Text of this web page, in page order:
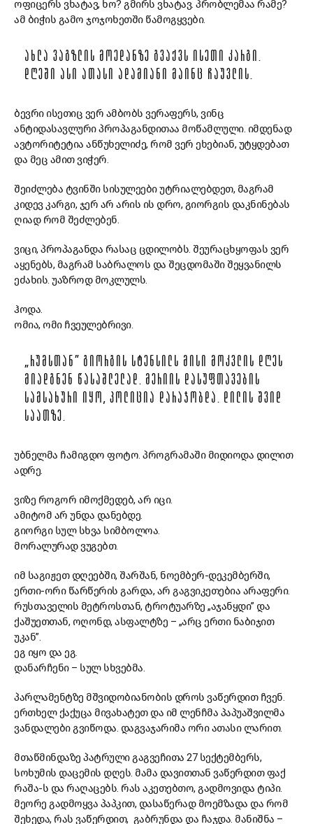
ოფიცერს ვხატავ, ხო? გმირს ვხატავ. პრობლემაა რამე?
ამ ბიჭის გამო ჯოჯოხეთში წამოგყვები.
ᲐᲮᲚᲐ ᲕᲐᲒᲖᲚᲘᲡ ᲛᲝᲔᲓᲐᲜᲖᲔ ᲒᲕᲐᲥᲕᲡ ᲘᲡᲔᲗᲘ ᲙᲐᲠᲒᲘ.
ᲓᲦᲔᲨᲘ ᲐᲡᲘ ᲐᲗᲐᲡᲘ ᲐᲓᲐᲛᲘᲐᲜᲘ ᲛᲐᲘᲜᲪ ᲩᲐᲣᲕᲚᲘᲡ.
ბევრი ისეთიც ვერ ამბობს ვერაფერს, ვინც
ანტიდასავლური პროპაგანდითაა მოწამლული. იმდენად
ავტორიტეტია ანწუხელიძე, რომ ვერ ეხებიან, უტყდებათ
და მეც ამით ვიჭერ.
შეიძლება ტვინში სისულეები უტრიალებდეთ, მაგრამ
კიდევ კარგი, ჯერ არ არის ის დრო, გიორგის დაკნინებას
ღიად რომ შეძლებენ.
ვიცი, პროპაგანდა რასაც ცდილობს. შეურაცხყოფას ვერ
აყენებს, მაგრამ საბრალოს და შეცდომაში შეყვანილს
ეძახის. უაზროდ მოკლულს.
ჰოდა.
ომია, ომი ჩვეულებრივი.
„ᲠᲣᲛᲡᲗᲐᲜ” ᲒᲘᲝᲠᲒᲘᲡ ᲡᲢᲔᲜᲡᲘᲚᲡ ᲛᲘᲡᲘ ᲛᲝᲙᲕᲚᲘᲡ ᲓᲦᲔᲡ
ᲛᲘᲐᲓᲒᲜᲔᲜ ᲬᲐᲡᲐᲨᲚᲔᲚᲐᲓ. ᲛᲔᲠᲘᲘᲡ ᲓᲐᲡᲣᲤᲗᲐᲕᲔᲑᲘᲡ
ᲡᲐᲛᲡᲐᲮᲣᲠᲘ ᲘᲧᲝ, ᲞᲝᲚᲘᲪᲘᲐ ᲓᲐᲠᲐᲯᲝᲑᲓᲐ. ᲓᲘᲚᲘᲡ ᲨᲕᲘᲓ
ᲡᲐᲐᲗᲖᲔ.
უბნელმა ჩამიგდო ფოტო. პროგრამაში მიდიოდა დილით
ადრე.
ვიზე როგორ იმოქმედებ, არ იცი.
ამიტომ არ უნდა დანებდე.
გიორგი სულ სხვა სიმბოლოა.
მორალურად ვუგებთ.
იმ საგიჟეთ დღეებში, შარშან, ნოემბერ-დეკემბერში,
ერთი-ორი წარწერის გარდა, არ გაგვიკეთებია არაფერი.
რუსთაველის მეტროსთან, ტროტუარზე „აჯანყდი” და
ქაშუეთთან, ოღონდ, ასფალტზე – „არც ერთი ნაბიჯით
უკან”.
ეგ იყო და ეგ.
დანარჩენი – სულ სხვებმა.
პარლამენტზე მშვიდობიანობის დროს ვაწერდით ჩვენ.
ერთხელ ქაქუცა მივახატეთ და იმ ლენჩმა პაპუაშვილმა
ვანდალები გვიწოდა. დაგვაჯარიმა ორი ათასი ლარით.
მთაწმინდაზე პატრული გაგვეჩითა 27 სექტემბერს,
სოხუმის დაცემის დღეს. მამა დავითთან ვაწერდით ფაქ
რაშა-ს და რაღაცებს. რას აკეთებთო, გადმოვიდა ტიპი.
მეორე გადმოყვა პაპკით, დასაწერად მოემზადა და რომ
შეხედა, რას ვაწერდით, გაბრუნდა და ჩაჯდა. მანიშნა –